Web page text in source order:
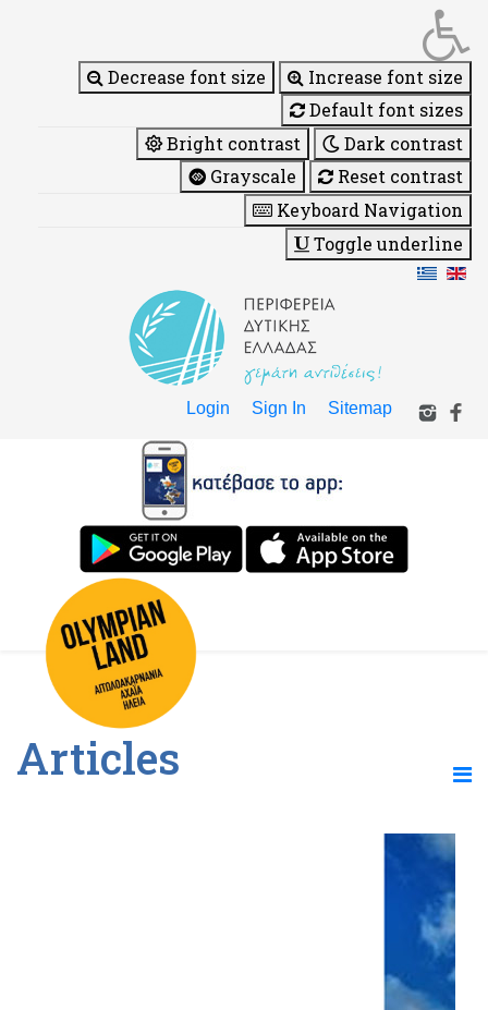
Decrease font size
Increase font size
Default font sizes
Bright contrast
Dark contrast
Grayscale
Reset contrast
Keyboard Navigation
Toggle underline
Login Sign In Sitemap
Articles